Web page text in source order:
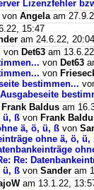
Lizenzfehler
von Angela am
15:47
am 24.6.22, 20:04
von Det63 am
von Det63
von
bestimmen...
Frank Baldus am
ü, ß von Frank
ä, ö, ü, ß von
ohne ä, ö, ü,
Re:
ü, ß von Sander am
am 13.1.22,